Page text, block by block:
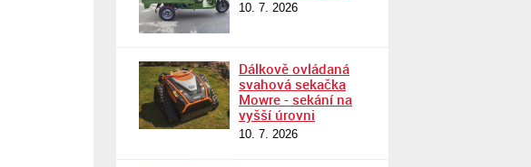
10. 7. 2026
Dálkově ovládaná
svahová sekačka
Mowre - sekání na
vyšší úrovni
10. 7. 2026